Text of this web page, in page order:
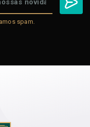
spam.